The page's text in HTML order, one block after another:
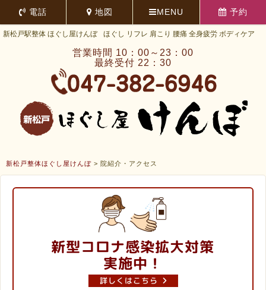
電話 地図 MENU 予約
新松戸駅整体 ほぐし屋けんぼ ほぐし リフレ 肩こり 腰痛 全身疲労 ボディケア
営業時間 10：00～23：00
最終受付 22：30
新松戸整体ほぐし屋けんぼ > 院紹介・アクセス
新型コロナ感染拡大対策
実施中！
詳しくはこちら